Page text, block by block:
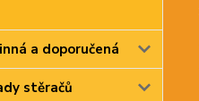
a doporučená
stěračů